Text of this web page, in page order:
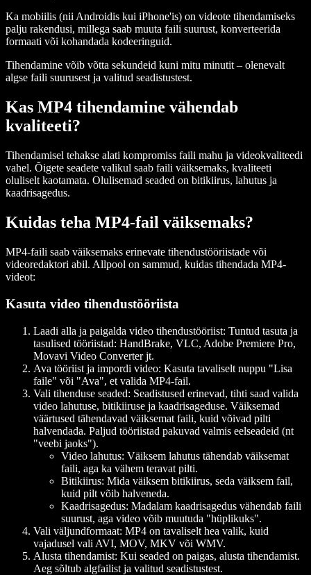
Ka mobiilis (nii Androidis kui iPhone'is) on videote tihendamiseks
palju rakendusi, millega saab muuta faili suurust, konverteerida
formaati või kohandada kodeeringuid.
Tihendamine võib võtta sekundeid kuni mitu minutit – olenevalt
algse faili suurusest ja valitud seadistustest.
Kas MP4 tihendamine vähendab
kvaliteeti?
Tihendamisel tehakse alati kompromiss faili mahu ja videokvaliteedi
vahel. Õigete seadete valikul saab faili väiksemaks, kvaliteeti
oluliselt kaotamata. Olulisemad seaded on bitikiirus, lahutus ja
kaadrisagedus.
Kuidas teha MP4-fail väiksemaks?
MP4-faili saab väiksemaks erinevate tihendustööriistade või
videoredaktori abil. Allpool on sammud, kuidas tihendada MP4-
videot:
Kasuta video tihendustööriista
Laadi alla ja paigalda video tihendustööriist: Tuntud tasuta ja
tasulised tööriistad: HandBrake, VLC, Adobe Premiere Pro,
Movavi Video Converter jt.
Ava tööriist ja impordi video: Kasuta tavaliselt nuppu "Lisa
faile" või "Ava", et valida MP4-fail.
Vali tihenduse seaded: Seadistused erinevad, tihti saad valida
video lahutuse, bitikiiruse ja kaadrisageduse. Väiksemad
väärtused tähendavad väiksemat faili, kuid võivad pilti
halvendada. Paljud tööriistad pakuvad valmis eelseadeid (nt
"veebi jaoks").
Video lahutus: Väiksem lahutus tähendab väiksemat
faili, aga ka vähem teravat pilti.
Bitikiirus: Mida väiksem bitikiirus, seda väiksem fail,
kuid pilt võib halveneda.
Kaadrisagedus: Madalam kaadrisagedus vähendab faili
suurust, aga video võib muutuda "hüplikuks".
Vali väljundformaat: MP4 on tavaliselt hea valik, kuid
vajadusel vali AVI, MOV, MKV või WMV.
Alusta tihendamist: Kui seaded on paigas, alusta tihendamist.
Aeg sõltub algfailist ja valitud seadistustest.